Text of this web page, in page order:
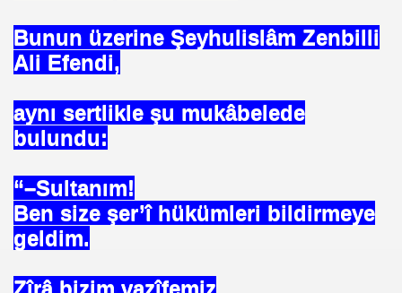
Bunun üzerine Şeyhulislâm Zenbilli
Ali Efendi,
aynı sertlikle şu mukâbelede
bulundu:
“–Sultanım!
Ben size şer’î hükümleri bildirmeye
geldim.
Zîrâ bizim vazîfemiz